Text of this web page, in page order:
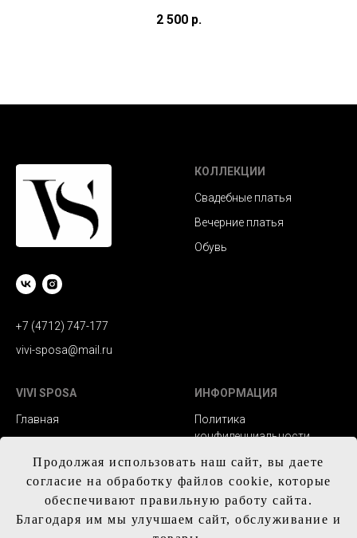
2 500 р.
Продолжая использовать наш сайт, вы даете
согласие на обработку файлов cookie, которые
обеспечивают правильную работу сайта.
Благодаря им мы улучшаем сайт, обслуживание и
+7 (4712) 747-177
vivi-sposa@mail.ru
КОЛЛЕКЦИИ
Свадебные платья
Вечерние платья
Обувь
VIVI SPOSA
Главная
Контакты
ИНФОРМАЦИЯ
Политика
конфиденциальности
Заказ и сроки
изготовления
Доставка
Обмен и возврат